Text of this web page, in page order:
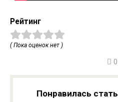
Рейтинг
( Пока оценок нет )
0
Понравилась